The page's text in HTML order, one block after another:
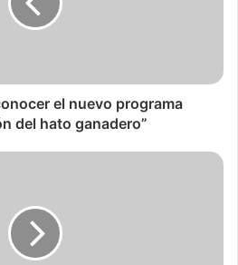
el nuevo programa
del hato ganadero”